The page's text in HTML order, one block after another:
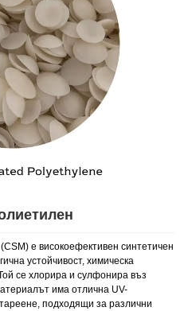
е високоефективен синтетичен
устойчивост, химическа
се хлорира и сулфонира въз
има отлична UV-
подходящи за различни